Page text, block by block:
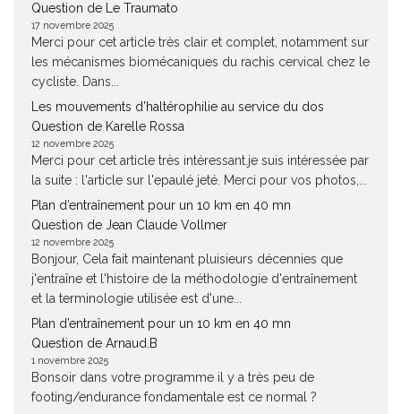
Question de Le Traumato
17 novembre 2025
Merci pour cet article très clair et complet, notamment sur
les mécanismes biomécaniques du rachis cervical chez le
cycliste. Dans...
Les mouvements d’haltérophilie au service du dos
Question de Karelle Rossa
12 novembre 2025
Merci pour cet article très intéressant.je suis intéressée par
la suite : l'article sur l'epaulé jeté. Merci pour vos photos,...
Plan d’entraînement pour un 10 km en 40 mn
Question de Jean Claude Vollmer
12 novembre 2025
Bonjour, Cela fait maintenant pluisieurs décennies que
j'entraîne et l'histoire de la méthodologie d'entraînement
et la terminologie utilisée est d'une...
Plan d’entraînement pour un 10 km en 40 mn
Question de Arnaud.B
1 novembre 2025
Bonsoir dans votre programme il y a très peu de
footing/endurance fondamentale est ce normal ?